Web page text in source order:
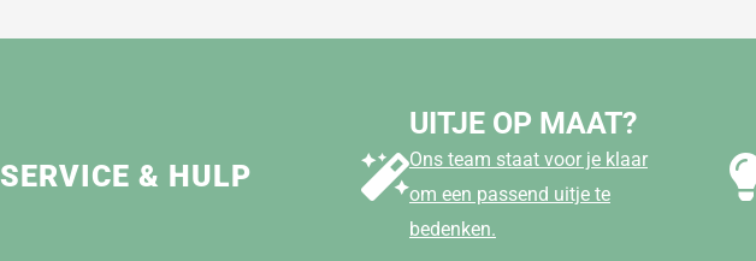
SERVICE & HULP
UITJE OP MAAT?
Ons team staat voor je klaar
om een passend uitje te
bedenken.